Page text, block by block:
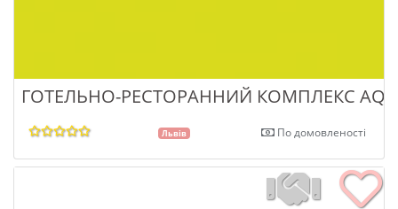
ГОТЕЛЬНО-РЕСТОРАННИЙ КОМПЛЕКС
Львів По домовленості